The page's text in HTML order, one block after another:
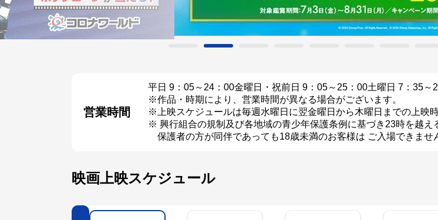
営業時間
平日 9：05～24：00金曜日・祝前日 9：05～25：00土曜日 7：35～
※作品・時期により、営業時間が異なる場合がございます。
※上映スケジュールは毎週水曜日に翌金曜日から木曜日までの上映
※ 興行組合の規制及び各地域の青少年保護条例に基づき23時を越え
保護者の方が同伴であっても18歳未満のお客様は ご入場できませ
映画上映スケジュール